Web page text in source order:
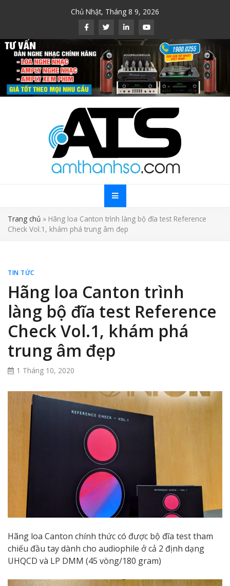
Chủ Nhật, Tháng 8 9, 2026
Trang chủ » Hãng loa Canton trình làng bộ đĩa test Reference
Check Vol.1, khám phá trung âm đẹp
TIN TỨC
Hãng loa Canton trình
làng bộ đĩa test Reference
Check Vol.1, khám phá
trung âm đẹp
1 Tháng 10, 2020
Hãng loa Canton chính thức có được bộ đĩa test tham
chiếu đầu tay dành cho audiophile ở cả 2 định dạng
UHQCD và LP DMM (45 vòng/180 gram)